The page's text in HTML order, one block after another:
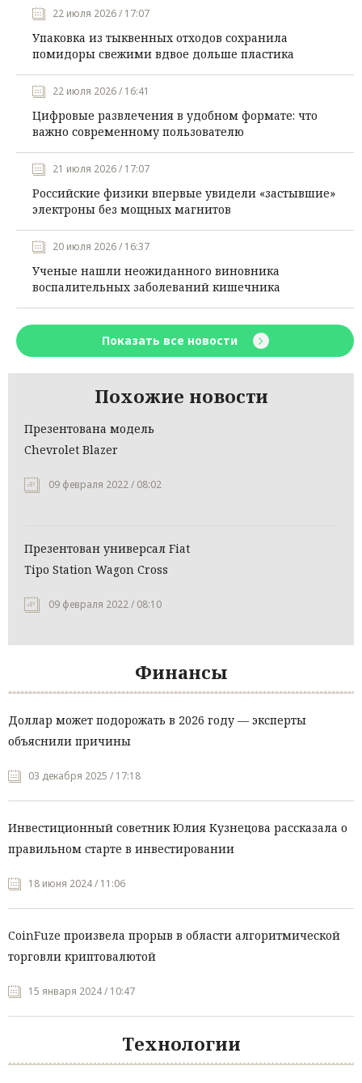
22 июля 2026 / 17:07
Упаковка из тыквенных отходов сохранила
помидоры свежими вдвое дольше пластика
22 июля 2026 / 16:41
Цифровые развлечения в удобном формате: что
важно современному пользователю
21 июля 2026 / 17:07
Российские физики впервые увидели «застывшие»
электроны без мощных магнитов
20 июля 2026 / 16:37
Ученые нашли неожиданного виновника
воспалительных заболеваний кишечника
Показать все новости
Похожие новости
Презентована модель
Chevrolet Blazer
09 февраля 2022 / 08:02
Презентован универсал Fiat
Tipo Station Wagon Cross
09 февраля 2022 / 08:10
Финансы
Доллар может подорожать в 2026 году — эксперты
объяснили причины
03 декабря 2025 / 17:18
Инвестиционный советник Юлия Кузнецова рассказала о
правильном старте в инвестировании
18 июня 2024 / 11:06
CoinFuze произвела прорыв в области алгоритмической
торговли криптовалютой
15 января 2024 / 10:47
Технологии